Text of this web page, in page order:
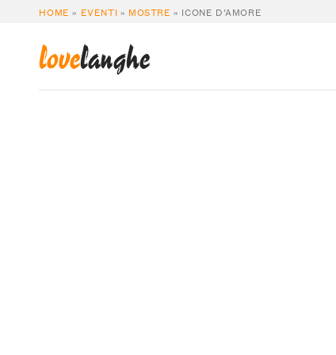
HOME » EVENTI » MOSTRE » ICONE D’AMORE
lovelanghe